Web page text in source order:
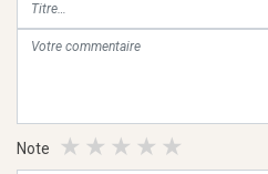
Note